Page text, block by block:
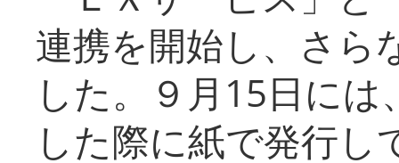
連携を開始し、さら
した。９月15日に
した際に紙で発行し